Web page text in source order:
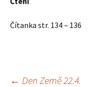
Čítanka str. 134 – 136
← Den Země 22.4.